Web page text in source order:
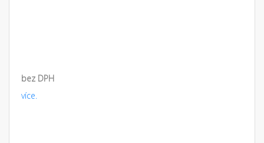
bez DPH
více.